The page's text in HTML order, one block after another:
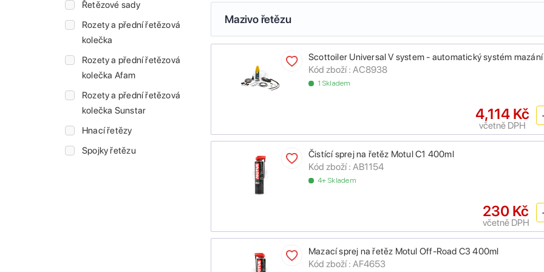
Řetězové sady
Rozety a přední řetězová
kolečka
Rozety a přední řetězová
kolečka Afam
Rozety a přední řetězová
kolečka Sunstar
Hnací řetězy
Spojky řetězu
Mazivo řetězu
Scottoiler Universal V system - automatický systém
Kód zboží : AC8938
1 Skladem
4,114 Kč
včetně DPH
Čistící sprej na řetěz Motul C1 400ml
Kód zboží : AB1154
4+ Skladem
230 Kč
včetně DPH
Mazací sprej na řetěz Motul Off-Road C3 400ml
Kód zboží : AF4653